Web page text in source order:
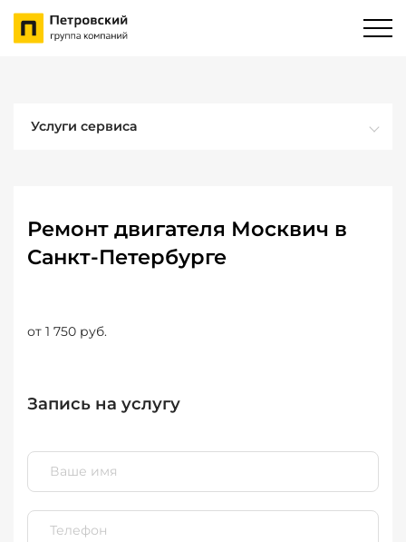
Услуги сервиса
Ремонт двигателя Москвич в
Санкт-Петербурге
от 1 750 руб.
Запись на услугу